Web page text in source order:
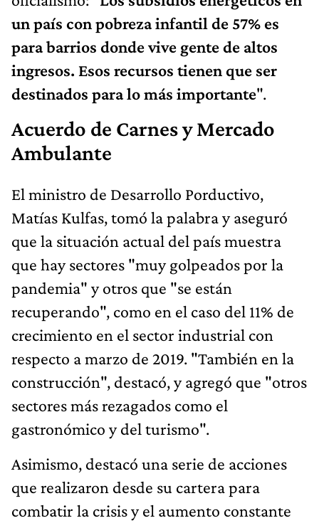
un país con pobreza infantil de 57% es
para barrios donde vive gente de altos
ingresos. Esos recursos tienen que ser
destinados para lo más importante".
Acuerdo de Carnes y Mercado
Ambulante
El ministro de Desarrollo Porductivo,
Matías Kulfas, tomó la palabra y aseguró
que la situación actual del país muestra
que hay sectores "muy golpeados por la
pandemia" y otros que "se están
recuperando", como en el caso del 11% de
crecimiento en el sector industrial con
respecto a marzo de 2019. "También en la
construcción", destacó, y agregó que "otros
sectores más rezagados como el
gastronómico y del turismo".
Asimismo, destacó una serie de acciones
que realizaron desde su cartera para
combatir la crisis y el aumento constante